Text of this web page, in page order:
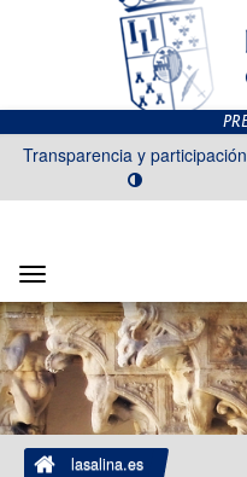
Transparencia y participación
Toggle
navigation
lasalina.es